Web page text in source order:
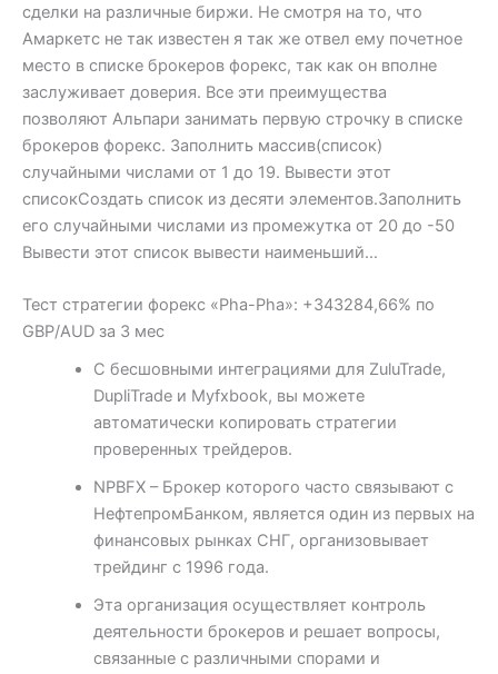
сделки на различные биржи. Не смотря на то, что
Амаркетс не так известен я так же отвел ему почетное
место в списке брокеров форекс, так как он вполне
заслуживает доверия. Все эти преимущества
позволяют Альпари занимать первую строчку в списке
брокеров форекс. Заполнить массив(список)
случайными числами от 1 до 19. Вывести этот
списокСоздать список из десяти элементов.Заполнить
его случайными числами из промежутка от 20 до -50
Вывести этот список вывести наименьший…
Тест стратегии форекс «Pha-Pha»: +343284,66% по
GBP/AUD за 3 мес
С бесшовными интеграциями для ZuluTrade,
DupliTrade и Myfxbook, вы можете
автоматически копировать стратегии
проверенных трейдеров.
NPBFX – Брокер которого часто связывают с
НефтепромБанком, является один из первых на
финансовых рынках СНГ, организовывает
трейдинг с 1996 года.
Эта организация осуществляет контроль
деятельности брокеров и решает вопросы,
связанные с различными спорами и